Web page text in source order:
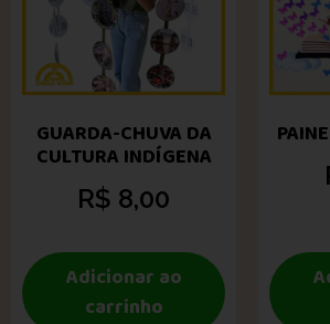
GUARDA-CHUVA DA
CULTURA INDÍGENA
R$ 8,00
Adicionar ao
carrinho